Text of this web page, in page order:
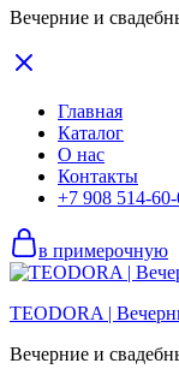
Вечерние и
Главная
Каталог
О нас
Контакты
+7 908 514-
в примерочную
TEODORA |
Вечерние и